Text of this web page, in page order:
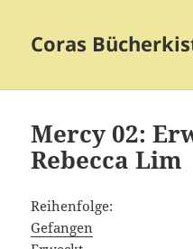
Coras
Mercy 02:
Rebecca Lim
Reihenfolge:
Gefangen